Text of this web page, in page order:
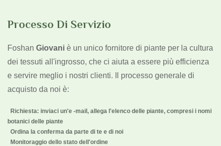
Processo Di Servizio
Foshan Giovani è un unico fornitore di piante per la cultura
dei tessuti all'ingrosso, che ci aiuta a essere più efficienza
e servire meglio i nostri clienti. Il processo generale di
acquisto da noi è:
Richiesta: inviaci un'e -mail, allega l'elenco delle piante, compresi i nomi
botanici delle piante
Ordina la conferma da parte di te e di noi
Monitoraggio dello stato dell'ordine